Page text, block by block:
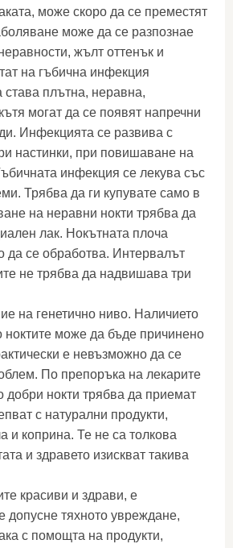
може скоро да се преместят
може да се разпознае
жълт оттенък и
на гъбична инфекция
става плътна, неравна,
могат да се появят напречни
Инфекцията се развива с
настинки, при повишаване на
инфекция се лекува със
Трябва да ги купувате само в
на неравни нокти трябва да
лак. Нокътната плоча
да се обработва. Интервалът
не трябва да надвишава три
на генетично ниво. Наличието
ноктите може да бъде причинено
е невъзможно да се
По препоръка на лекарите
добри нокти трябва да приемат
с натурални продукти,
коприна. Те не са толкова
и здравето изискват такива
красиви и здрави, е
допусне тяхното увреждане,
с помощта на продукти,